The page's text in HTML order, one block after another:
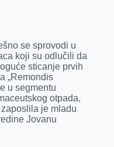
s
A
p
p
l
se sprovodi u
koji su odlučili da
sticanje prvih
„Remondis
u segmentu
otpada,
zaposlila je mladu
Jovanu